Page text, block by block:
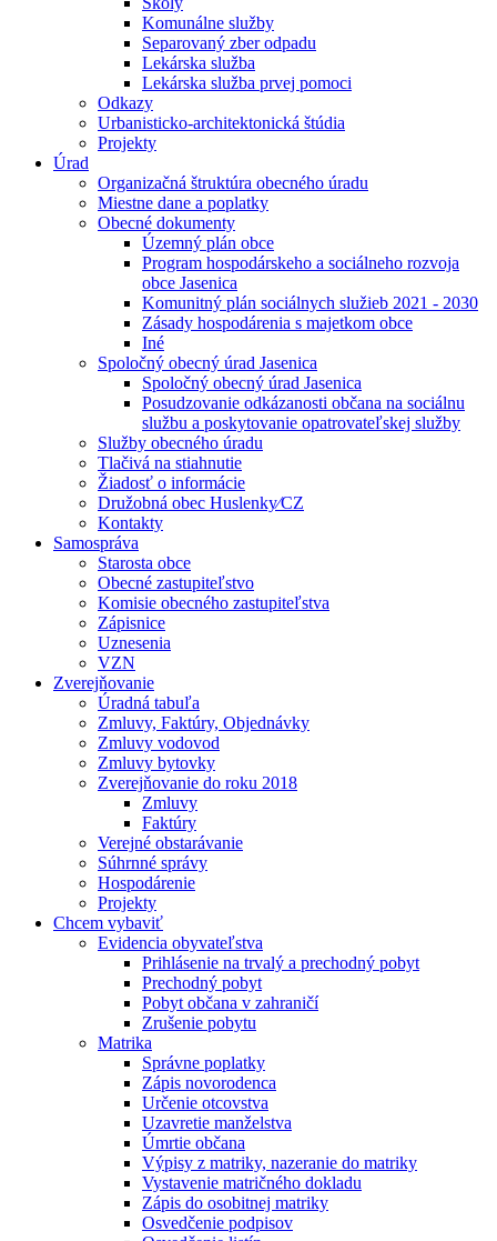
Komunálne služby
Separovaný zber odpadu
Lekárska služba
Lekárska služba prvej pomoci
Odkazy
Urbanisticko-architektonická štúdia
Projekty
Úrad
Organizačná štruktúra obecného úradu
Miestne dane a poplatky
Obecné dokumenty
Územný plán obce
Program hospodárskeho a sociálneho rozvoja
obce Jasenica
Komunitný plán sociálnych služieb 2021 - 2030
Zásady hospodárenia s majetkom obce
Iné
Spoločný obecný úrad Jasenica
Spoločný obecný úrad Jasenica
Posudzovanie odkázanosti občana na sociálnu
službu a poskytovanie opatrovateľskej služby
Služby obecného úradu
Tlačivá na stiahnutie
Žiadosť o informácie
Družobná obec Huslenky⁄CZ
Kontakty
Samospráva
Starosta obce
Obecné zastupiteľstvo
Komisie obecného zastupiteľstva
Zápisnice
Uznesenia
VZN
Zverejňovanie
Úradná tabuľa
Zmluvy, Faktúry, Objednávky
Zmluvy vodovod
Zmluvy bytovky
Zverejňovanie do roku 2018
Zmluvy
Faktúry
Verejné obstarávanie
Súhrnné správy
Hospodárenie
Projekty
Chcem vybaviť
Evidencia obyvateľstva
Prihlásenie na trvalý a prechodný pobyt
Prechodný pobyt
Pobyt občana v zahraničí
Zrušenie pobytu
Matrika
Správne poplatky
Zápis novorodenca
Určenie otcovstva
Uzavretie manželstva
Úmrtie občana
Výpisy z matriky, nazeranie do matriky
Vystavenie matričného dokladu
Zápis do osobitnej matriky
Osvedčenie podpisov